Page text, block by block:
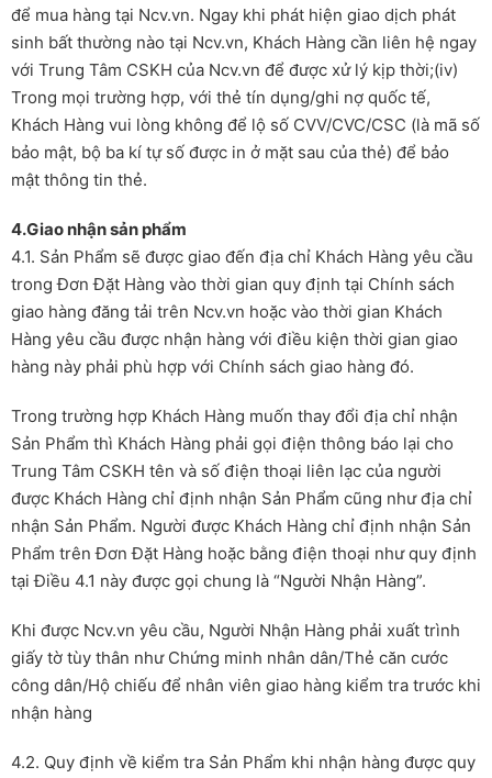
để mua hàng tại Ncv.vn. Ngay khi phát hiện giao dịch phát
sinh bất thường nào tại Ncv.vn, Khách Hàng cần liên hệ ngay
với Trung Tâm CSKH của Ncv.vn để được xử lý kịp thời;(iv)
Trong mọi trường hợp, với thẻ tín dụng/ghi nợ quốc tế,
Khách Hàng vui lòng không để lộ số CVV/CVC/CSC (là mã số
bảo mật, bộ ba kí tự số được in ở mặt sau của thẻ) để bảo
mật thông tin thẻ.
4.Giao nhận sản phẩm
4.1. Sản Phẩm sẽ được giao đến địa chỉ Khách Hàng yêu cầu
trong Đơn Đặt Hàng vào thời gian quy định tại Chính sách
giao hàng đăng tải trên Ncv.vn hoặc vào thời gian Khách
Hàng yêu cầu được nhận hàng với điều kiện thời gian giao
hàng này phải phù hợp với Chính sách giao hàng đó.
Trong trường hợp Khách Hàng muốn thay đổi địa chỉ nhận
Sản Phẩm thì Khách Hàng phải gọi điện thông báo lại cho
Trung Tâm CSKH tên và số điện thoại liên lạc của người
được Khách Hàng chỉ định nhận Sản Phẩm cũng như địa chỉ
nhận Sản Phẩm. Người được Khách Hàng chỉ định nhận Sản
Phẩm trên Đơn Đặt Hàng hoặc bằng điện thoại như quy định
tại Điều 4.1 này được gọi chung là “Người Nhận Hàng”.
Khi được Ncv.vn yêu cầu, Người Nhận Hàng phải xuất trình
giấy tờ tùy thân như Chứng minh nhân dân/Thẻ căn cước
công dân/Hộ chiếu để nhân viên giao hàng kiểm tra trước khi
nhận hàng
4.2. Quy định về kiểm tra Sản Phẩm khi nhận hàng được quy